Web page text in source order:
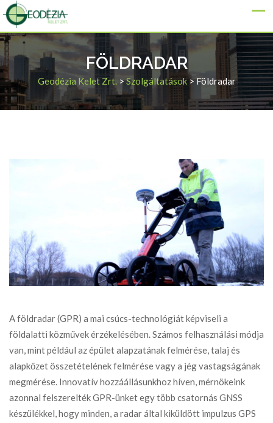
FÖLDRADAR
Geodézia Kelet Zrt.>Szolgáltatások>Földradar
A földradar (GPR) a mai csúcs-technológiát képviseli a
földalatti közművek érzékelésében. Számos felhasználási módja
van, mint például az épület alapzatának felmérése, talaj és
alapkőzet összetételének felmérése vagy a jég vastagságának
megmérése. Innovatív hozzáállásunkhoz híven, mérnökeink
azonnal felszerelték GPR-ünket egy több csatornás GNSS
készülékkel, hogy minden, a radar által kiküldött impulzus GPS